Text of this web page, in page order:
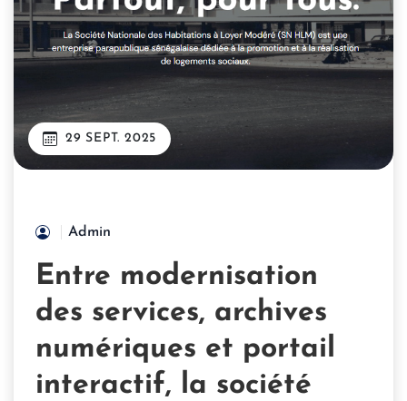
29 SEPT. 2025
Admin
Entre modernisation
des services, archives
numériques et portail
interactif, la société